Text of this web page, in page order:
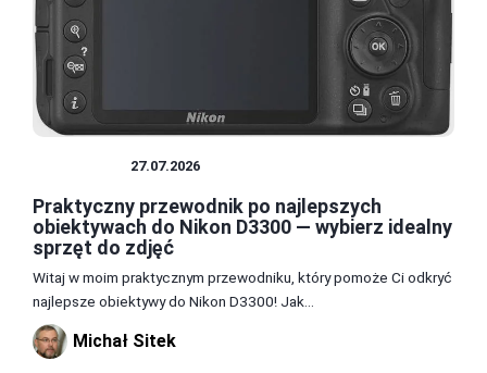
27.07.2026
Praktyczny przewodnik po najlepszych
obiektywach do Nikon D3300 — wybierz idealny
sprzęt do zdjęć
Witaj w moim praktycznym przewodniku, który pomoże Ci odkryć
najlepsze obiektywy do Nikon D3300! Jak...
Michał Sitek